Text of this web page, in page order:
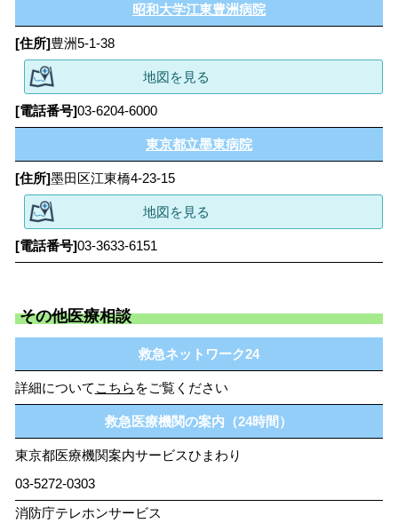
昭和大学江東豊洲病院
豊洲5-1-38
地図を見る
03-6204-6000
東京都立墨東病院
墨田区江東橋4-23-15
地図を見る
03-3633-6151
その他医療相談
救急ネットワーク24
詳細について こちら をご覧ください
救急医療機関の案内（24時間）
東京都医療機関案内サービスひまわり
03-5272-0303
消防庁テレホンサービス